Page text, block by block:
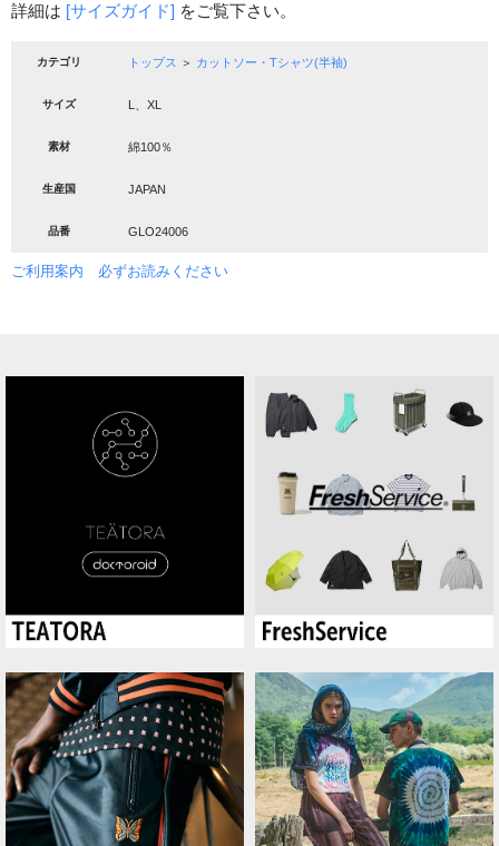
詳細は [サイズガイド] をご覧下さい。
カテゴリ トップス ＞ カットソー・Tシャツ(半袖)
サイズ L、XL
素材 綿100％
生産国 JAPAN
品番 GLO24006
ご利用案内 必ずお読みください